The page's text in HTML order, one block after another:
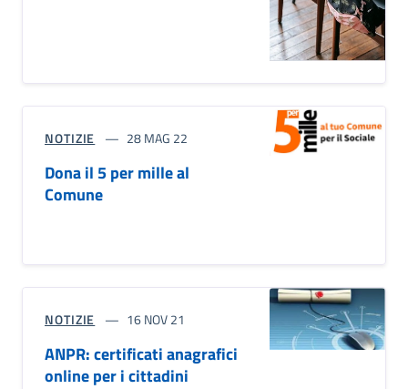
NOTIZIE 28 MAG 22
Dona il 5 per mille al
Comune
NOTIZIE 16 NOV 21
ANPR: certificati anagrafici
online per i cittadini